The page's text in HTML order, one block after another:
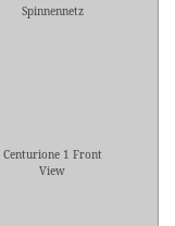
Spinnennetz
Centurione 1 Front
View